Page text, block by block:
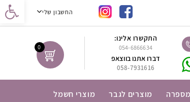
נגישות החשבון שלי
0
התקשרו אלינו:
054-6866634
דברו אתנו בווצאפ
058-7931616
מספרה מוצרים לגבר מוצרי חשמל